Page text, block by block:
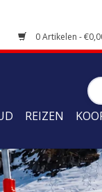
0 Artikelen -
REIZEN